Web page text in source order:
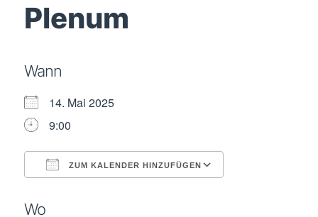
Plenum
Wann
14. Mai 2025
9:00
ZUM KALENDER HINZUFÜGEN
Wo